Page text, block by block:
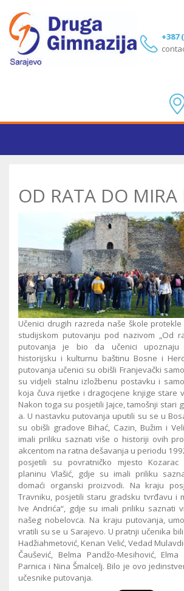
+387
OD RATA DO MIRA
Učenici drugih razreda naše škole
studijskom putovanju pod nazivom „Od
putovanja je bio da učenici upoznaju
historijsku i kulturnu baštinu Bosne i
putovanja učenici su obišli Franjevački
su vidjeli stalnu izložbenu postavku i
koja čuva rijetke i dragocjene knjige stare
Nakon toga su posjetili Jajce, tamošnji stari
a. U nastavku putovanja uputili su se u
su obišli gradove Bihać, Cazin, Bužim i
imali priliku saznati više o historiji ovih
akcentom na ratna dešavanja u periodu
posjetili su povratničko mjesto
planinu Vlašić, gdje su imali priliku
domaći organski proizvodi. Na kraju
Travniku, posjetili staru gradsku tvrđavu i
Ive Andrića“, gdje su imali priliku saznati
našeg nobelovca. Na kraju putovanja,
vratili su se u Sarajevo. U pratnji učenika
Hadžiahmetović, Kenan Velić, Vedad
Čaušević, Belma Pandžo-Mesihović,
Parnica i Nina Šmalcelj. Bilo je ovo
učesnike putovanja.